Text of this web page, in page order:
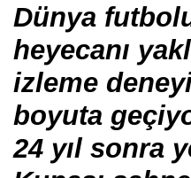
Dünya
heyecanı
izleme
boyuta
24 yıl sonra